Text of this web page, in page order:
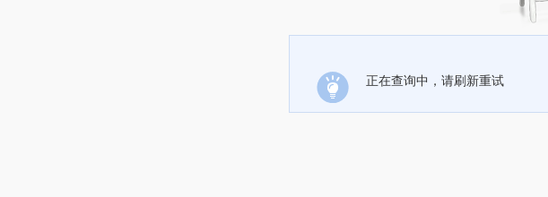
正在查询中，请刷新重试